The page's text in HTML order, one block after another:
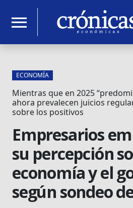
menu
ECONOMÍA
Mientras que en 2025
ahora prevalecen juicios
sobre los positivos
Empresarios
su percepción
economía y el
según sondeo